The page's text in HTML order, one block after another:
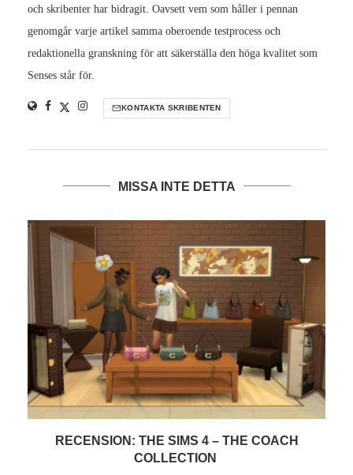
och skribenter har bidragit. Oavsett vem som håller i pennan
genomgår varje artikel samma oberoende testprocess och
redaktionella granskning för att säkerställa den höga kvalitet som
Senses står för.
KONTAKTA SKRIBENTEN
MISSA INTE DETTA
TEST: PANASONIC Z95B OLED 65″ – AVSLUTAR
PÅ...